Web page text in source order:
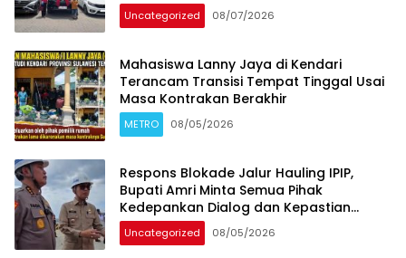
Uncategorized 08/07/2026
Mahasiswa Lanny Jaya di Kendari
Terancam Transisi Tempat Tinggal Usai
Masa Kontrakan Berakhir
METRO 08/05/2026
Respons Blokade Jalur Hauling IPIP,
Bupati Amri Minta Semua Pihak
Kedepankan Dialog dan Kepastian
Hukum
Uncategorized 08/05/2026